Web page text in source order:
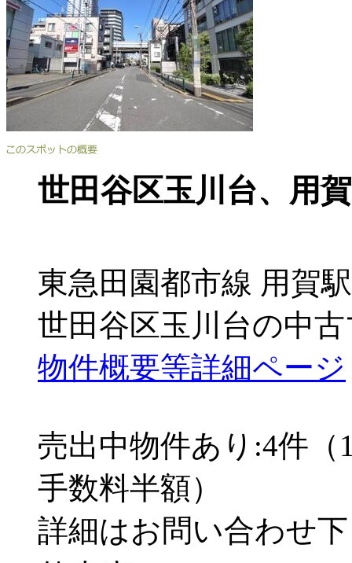
世田谷区玉川台、用
東急田園都市線 用賀
世田谷区玉川台の中
物件概要等詳細ページ
売出中物件あり:4件
手数料半額）
詳細はお問い合わせ